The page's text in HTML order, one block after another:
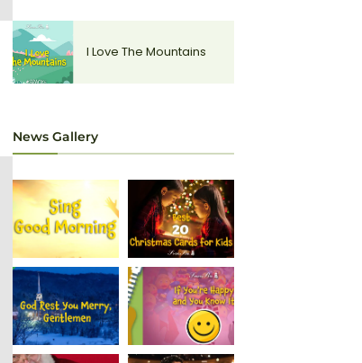
I Love The Mountains
News Gallery